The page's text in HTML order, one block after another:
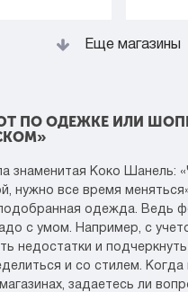
Еще магазины
ПО ОДЕЖКЕ ИЛИ
знаменитая Коко Шанель:
нужно все время
одежда. Ведь
с умом. Например, с
недостатки и
и со стилем.
задаетесь ли